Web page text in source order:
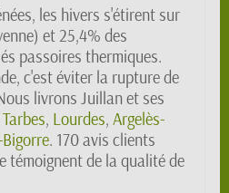
les hivers s'étirent sur
et 25,4% des
passoires thermiques.
c'est éviter la rupture de
livrons Juillan et ses
Tarbes, Lourdes, Argelès-
. 170 avis clients
témoignent de la qualité de